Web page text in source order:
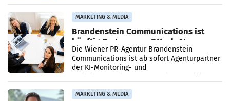
MARKETING & MEDIA
Brandenstein Communications ist
künftig Partner von OtterlyAI
Die Wiener PR-Agentur Brandenstein
Communications ist ab sofort Agenturpartner
der KI-Monitoring- und
MARKETING & MEDIA